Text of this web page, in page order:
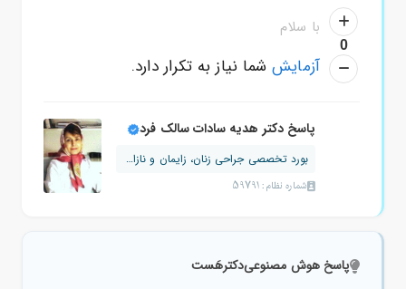
0
با سلام
آزمایششما نیاز به تکرار دارد.
پاسخ دکتر هدیه سادات سالک فرد
بورد تخصصی جراحی زنان، زایمان و نازایی
شماره نظام: 59791
پاسخ هوش مصنوعیدکترهَست